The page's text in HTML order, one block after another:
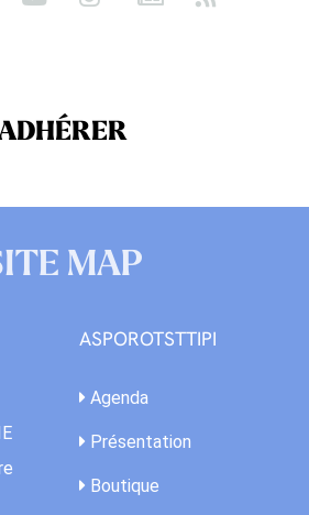
MAP
ASPOROTSTTIPI
Agenda
Présentation
Boutique